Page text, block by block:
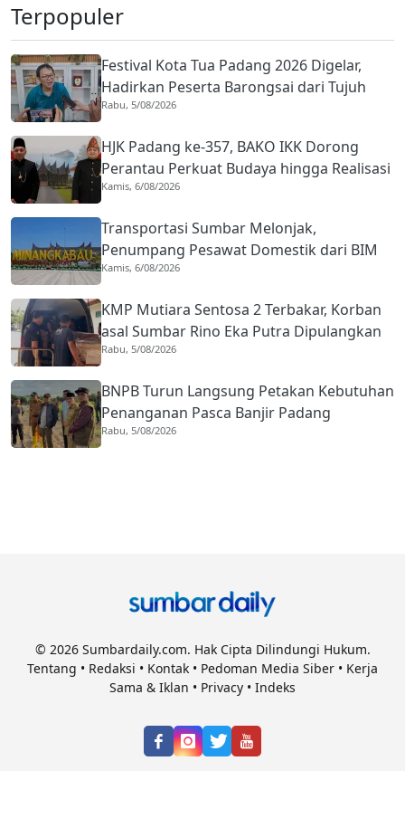
Terpopuler
Festival Kota Tua Padang 2026 Digelar,
Hadirkan Peserta Barongsai dari Tujuh
Negara
Rabu, 5/08/2026
HJK Padang ke-357, BAKO IKK Dorong
Perantau Perkuat Budaya hingga Realisasi
Kota Gastronomi
Kamis, 6/08/2026
Transportasi Sumbar Melonjak,
Penumpang Pesawat Domestik dari BIM
Naik Hampir 33 Persen
Kamis, 6/08/2026
KMP Mutiara Sentosa 2 Terbakar, Korban
asal Sumbar Rino Eka Putra Dipulangkan
ke Agam
Rabu, 5/08/2026
BNPB Turun Langsung Petakan Kebutuhan
Penanganan Pasca Banjir Padang
Rabu, 5/08/2026
© 2026 Sumbardaily.com. Hak Cipta Dilindungi Hukum.
Tentang • Redaksi • Kontak • Pedoman Media Siber • Kerja
Sama & Iklan • Privacy • Indeks